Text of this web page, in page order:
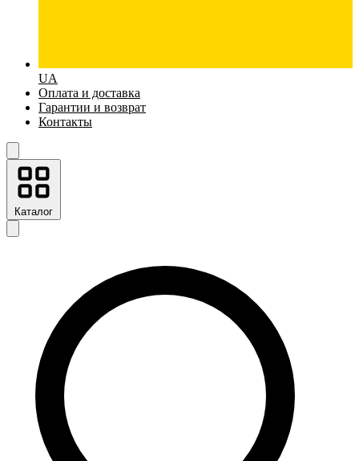
UA
Оплата и доставка
Гарантии и возврат
Контакты
Каталог